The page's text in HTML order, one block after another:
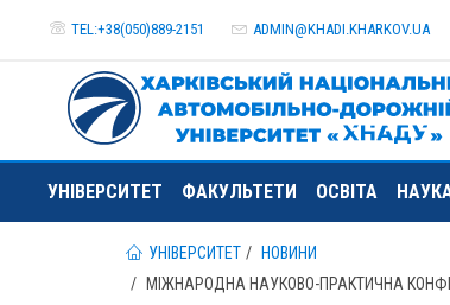
TEL:+38(050)889-2151 ADMIN@KHADI.KHARKOV.UA
УНІВЕРСИТЕТ ФАКУЛЬТЕТИ ОСВІТА
УНІВЕРСИТЕТ
НОВИНИ
МІЖНАРОДНА НАУКОВО-ПРАКТИЧНА